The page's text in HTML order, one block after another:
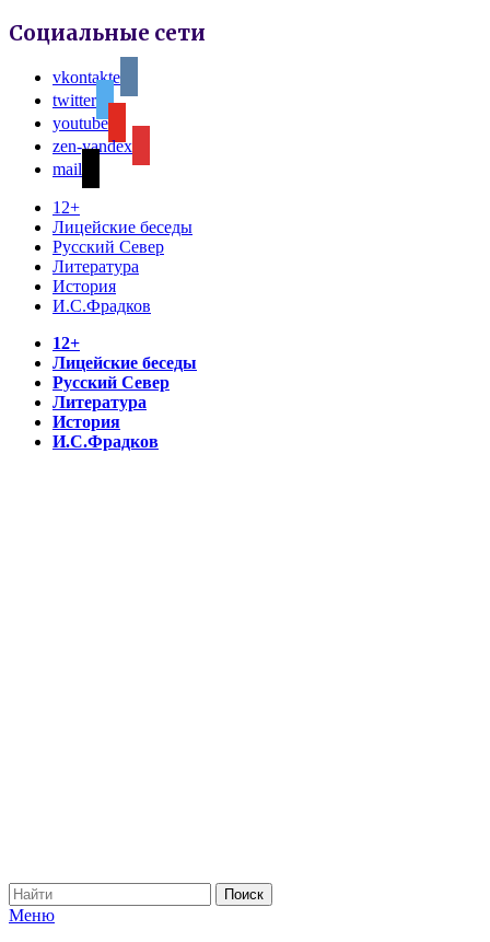
Социальные сети
vkontakte
twitter
youtube
zen-yandex
mail
12+
Лицейские беседы
Русский Север
Литература
История
И.С.Фрадков
12+
Лицейские беседы
Русский Север
Литература
История
И.С.Фрадков
Меню